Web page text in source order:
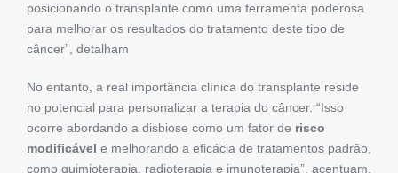
posicionando o transplante como uma ferramenta poderosa
para melhorar os resultados do tratamento deste tipo de
câncer”, detalham
No entanto, a real importância clínica do transplante reside
no potencial para personalizar a terapia do câncer. “Isso
ocorre abordando a disbiose como um fator de risco
modificável e melhorando a eficácia de tratamentos padrão,
como quimioterapia, radioterapia e imunoterapia”, acentuam.